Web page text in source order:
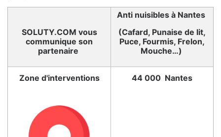
SOLUTY.COM vous
communique son
partenaire
Anti nuisibles à Nantes
(Cafard, Punaise de lit,
Puce, Fourmis, Frelon,
Mouche…)
Zone d'interventions 44 000 Nantes